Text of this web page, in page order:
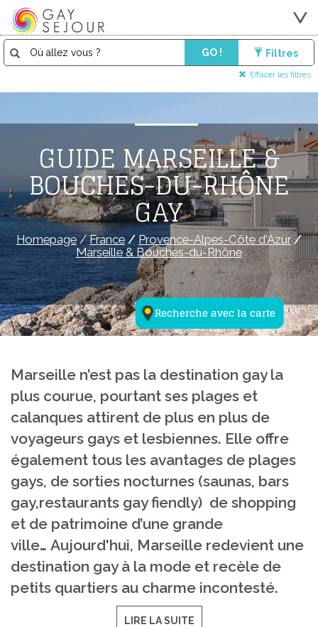
GO ! Filtres
Effacer les filtres
Recherche avec la carte
GUIDE MARSEILLE &
BOUCHES-DU-RHÔNE
GAY
Homepage/France/Provence-Alpes-Côte d'Azur/
Marseille & Bouches-du-Rhône
Marseille n’est pas la destination gay la
plus courue, pourtant ses plages et
calanques attirent de plus en plus de
voyageurs gays et lesbiennes. Elle offre
également tous les avantages de plages
gays, de sorties nocturnes (saunas, bars
gay,restaurants gay fiendly) de shopping
et de patrimoine d’une grande
ville… Aujourd'hui, Marseille redevient une
destination gay à la mode et recèle de
petits quartiers au charme incontesté.
LIRE LA SUITE